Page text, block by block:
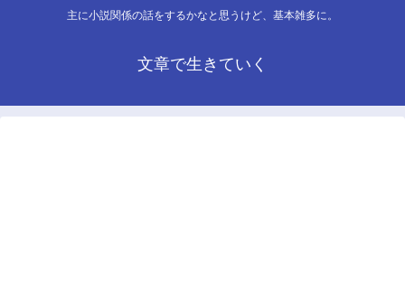
主に小説関係の話をするかなと思うけど、基本雑多に。
文章で生きていく